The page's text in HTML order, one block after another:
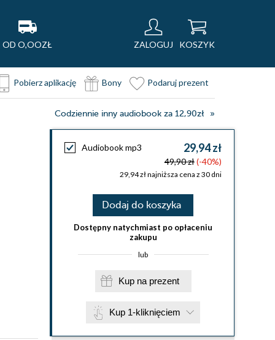
OD O,OOZŁ ZALOGUJ KOSZYK
Pobierz aplikację Bony Podaruj prezent
Codziennie inny audiobook za 12,90zł
Audiobook mp3 29,94 zł
49,90 zł(-40%)
29,94 zł najniższa cena z 30 dni
Dodaj do koszyka
Dostępny natychmiast po opłaceniu
zakupu
lub
Kup na prezent
Kup 1-kliknięciem